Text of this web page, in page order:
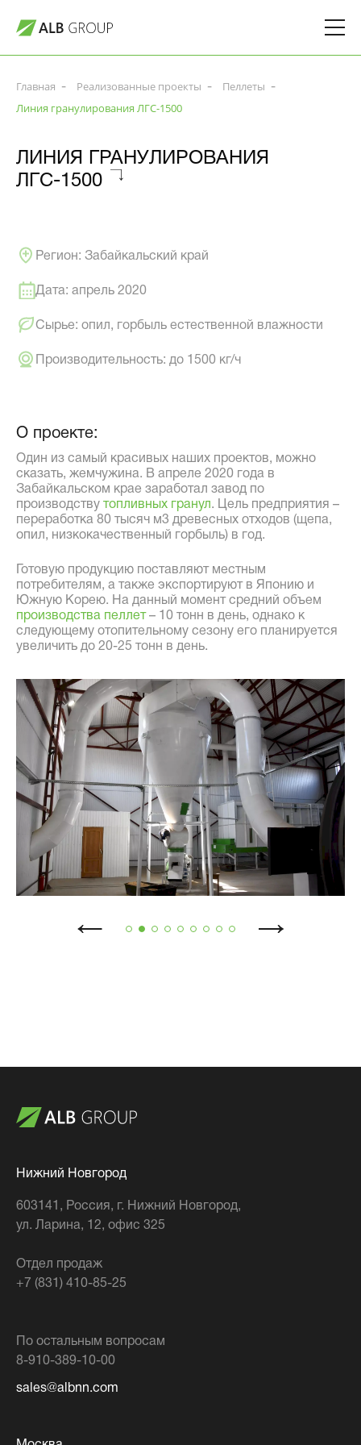
Главная Реализованные проекты
Пеллеты
Линия гранулирования ЛГС-1500
ЛИНИЯ ГРАНУЛИРОВАНИЯ
ЛГС-1500
Регион: Забайкальский край
Дата: апрель 2020
Сырье: опил, горбыль естественной влажности
Производительность: до 1500 кг/ч
О проекте:
Один из самый красивых наших проектов, можно
сказать, жемчужина. В апреле 2020 года в
Забайкальском крае заработал завод по
производству топливных гранул . Цель предприятия –
переработка 80 тысяч м3 древесных отходов (щепа,
опил, низкокачественный горбыль) в год.
Готовую продукцию поставляют местным
потребителям, а также экспортируют в Японию и
Южную Корею. На данный момент средний объем
производства пеллет– 10 тонн в день, однако к
следующему отопительному сезону его планируется
увеличить до 20-25 тонн в день.
Нижний Новгород
603141 , Россия, г. Нижний Новгород,
ул. Ларина, 12, офис 325
Отдел продаж
+7 (831) 410-85-25
По остальным вопросам
8-910-389-10-00
sales@albnn.com